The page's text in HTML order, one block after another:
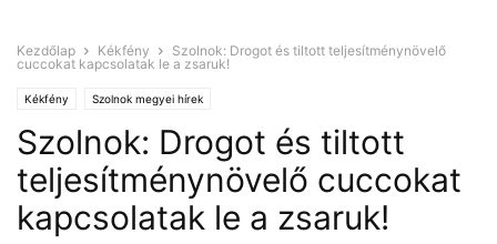
Kezdőlap Kékfény
Szolnok: Drogot és tiltott teljesítménynövelő
cuccokat kapcsolatak le a zsaruk!
Kékfény Szolnok megyei hírek
Szolnok: Drogot és tiltott
teljesítménynövelő cuccokat
kapcsolatak le a zsaruk!